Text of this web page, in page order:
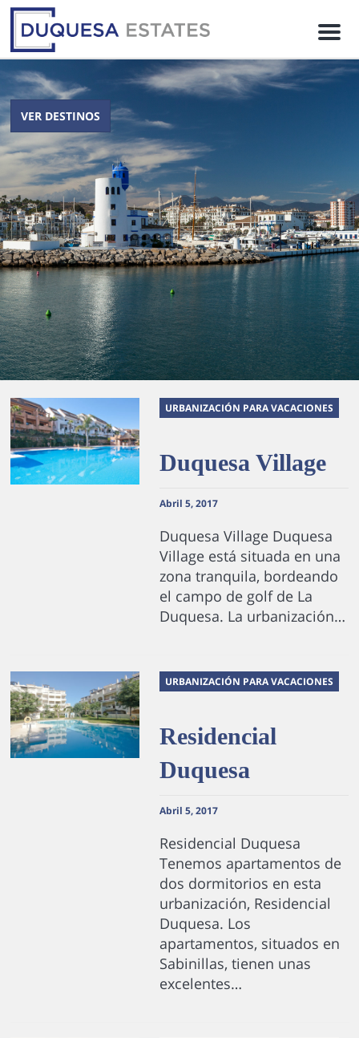
M
n
u
VER DESTINOS
URBANIZACIÓN PARA VACACIONES
Duquesa Village
Abril 5, 2017
Duquesa Village Duquesa
Village está situada en una
zona tranquila, bordeando
el campo de golf de La
Duquesa. La urbanización…
URBANIZACIÓN PARA VACACIONES
Residencial
Duquesa
Abril 5, 2017
Residencial Duquesa
Tenemos apartamentos de
dos dormitorios en esta
urbanización, Residencial
Duquesa. Los
apartamentos, situados en
Sabinillas, tienen unas
excelentes…